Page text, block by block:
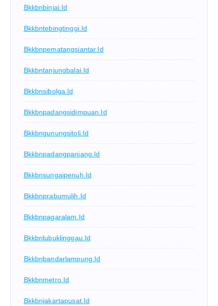
Bkkbnbinjai.id
Bkkbntebingtinggi.id
Bkkbnpematangsiantar.id
Bkkbntanjungbalai.id
Bkkbnsibolga.id
Bkkbnpadangsidimpuan.id
Bkkbngunungsitoli.id
Bkkbnpadangpanjang.id
Bkkbnsungaipenuh.id
Bkkbnprabumulih.id
Bkkbnpagaralam.id
Bkkbnlubuklinggau.id
Bkkbnbandarlampung.id
Bkkbnmetro.id
Bkkbnjakartapusat.id